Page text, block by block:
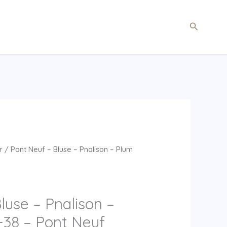
Søg
/ Pont Neuf – Bluse – Pnalison – Plum
– Pnalison –
– Pont Neuf